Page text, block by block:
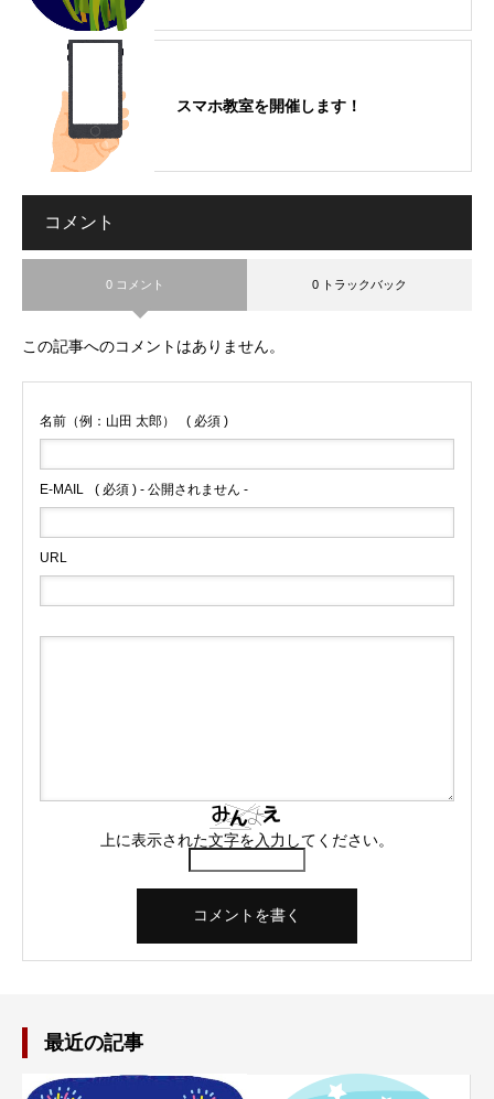
スマホ教室を開催します！
コメント
0 コメント 0 トラックバック
この記事へのコメントはありません。
名前（例：山田 太郎） ( 必須 )
E-MAIL ( 必須 ) - 公開されません -
URL
上に表示された文字を入力してください。
最近の記事